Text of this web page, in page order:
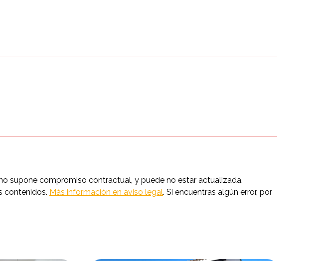
supone compromiso contractual, y puede no estar actualizada.
contenidos. Más información en aviso legal. Si encuentras algún error, por